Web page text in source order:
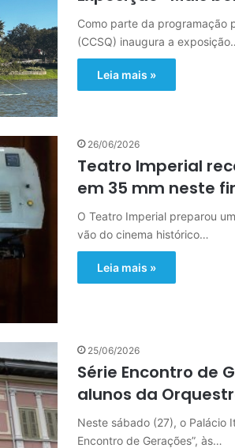
Como parte da programação
(CCSQ) inaugura a
Leia mais »
26/06/2026
Teatro Imperial
em 35 mm neste
O Teatro Imperial preparou
vão do cinema histórico…
Leia mais »
25/06/2026
Série Encontro de
alunos da
Neste sábado (27), o Palácio
Encontro de Gerações”, às…